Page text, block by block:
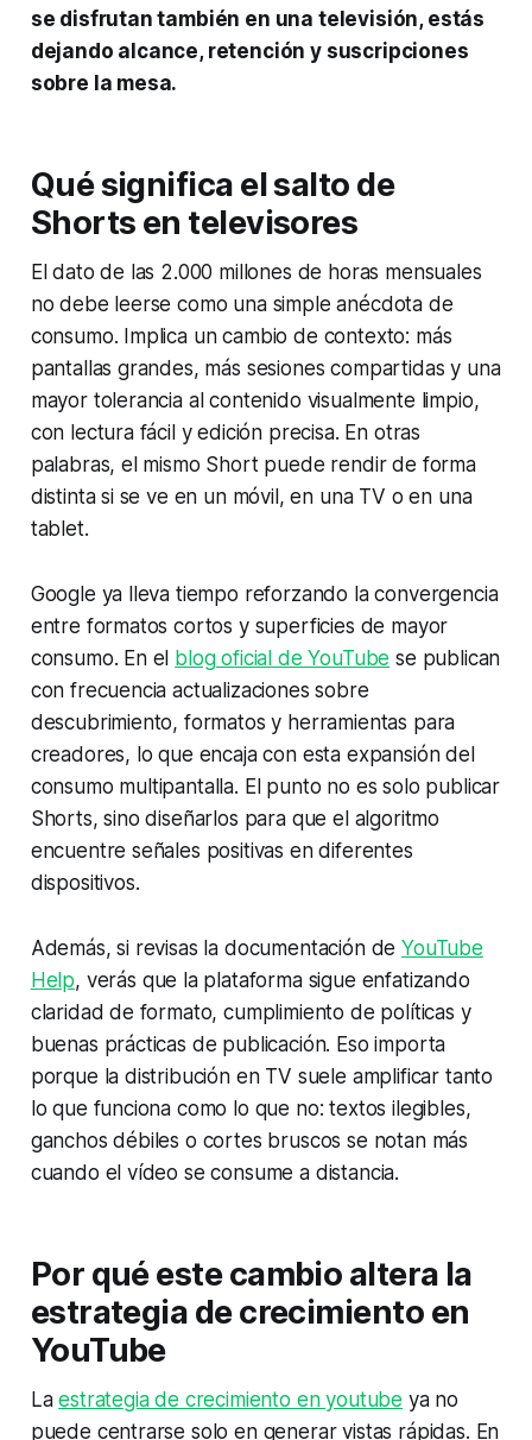
se disfrutan también en una televisión, estás
dejando alcance, retención y suscripciones
sobre la mesa.
Qué significa el salto de
Shorts en televisores
El dato de las 2.000 millones de horas mensuales
no debe leerse como una simple anécdota de
consumo. Implica un cambio de contexto: más
pantallas grandes, más sesiones compartidas y una
mayor tolerancia al contenido visualmente limpio,
con lectura fácil y edición precisa. En otras
palabras, el mismo Short puede rendir de forma
distinta si se ve en un móvil, en una TV o en una
tablet.
Google ya lleva tiempo reforzando la convergencia
entre formatos cortos y superficies de mayor
consumo. En el blog oficial de YouTube se publican
con frecuencia actualizaciones sobre
descubrimiento, formatos y herramientas para
creadores, lo que encaja con esta expansión del
consumo multipantalla. El punto no es solo publicar
Shorts, sino diseñarlos para que el algoritmo
encuentre señales positivas en diferentes
dispositivos.
Además, si revisas la documentación deYouTube
Help, verás que la plataforma sigue enfatizando
claridad de formato, cumplimiento de políticas y
buenas prácticas de publicación. Eso importa
porque la distribución en TV suele amplificar tanto
lo que funciona como lo que no: textos ilegibles,
ganchos débiles o cortes bruscos se notan más
cuando el vídeo se consume a distancia.
Por qué este cambio altera la
estrategia de crecimiento en
YouTube
Laestrategia de crecimiento en youtube ya no
puede centrarse solo en generar vistas rápidas. En